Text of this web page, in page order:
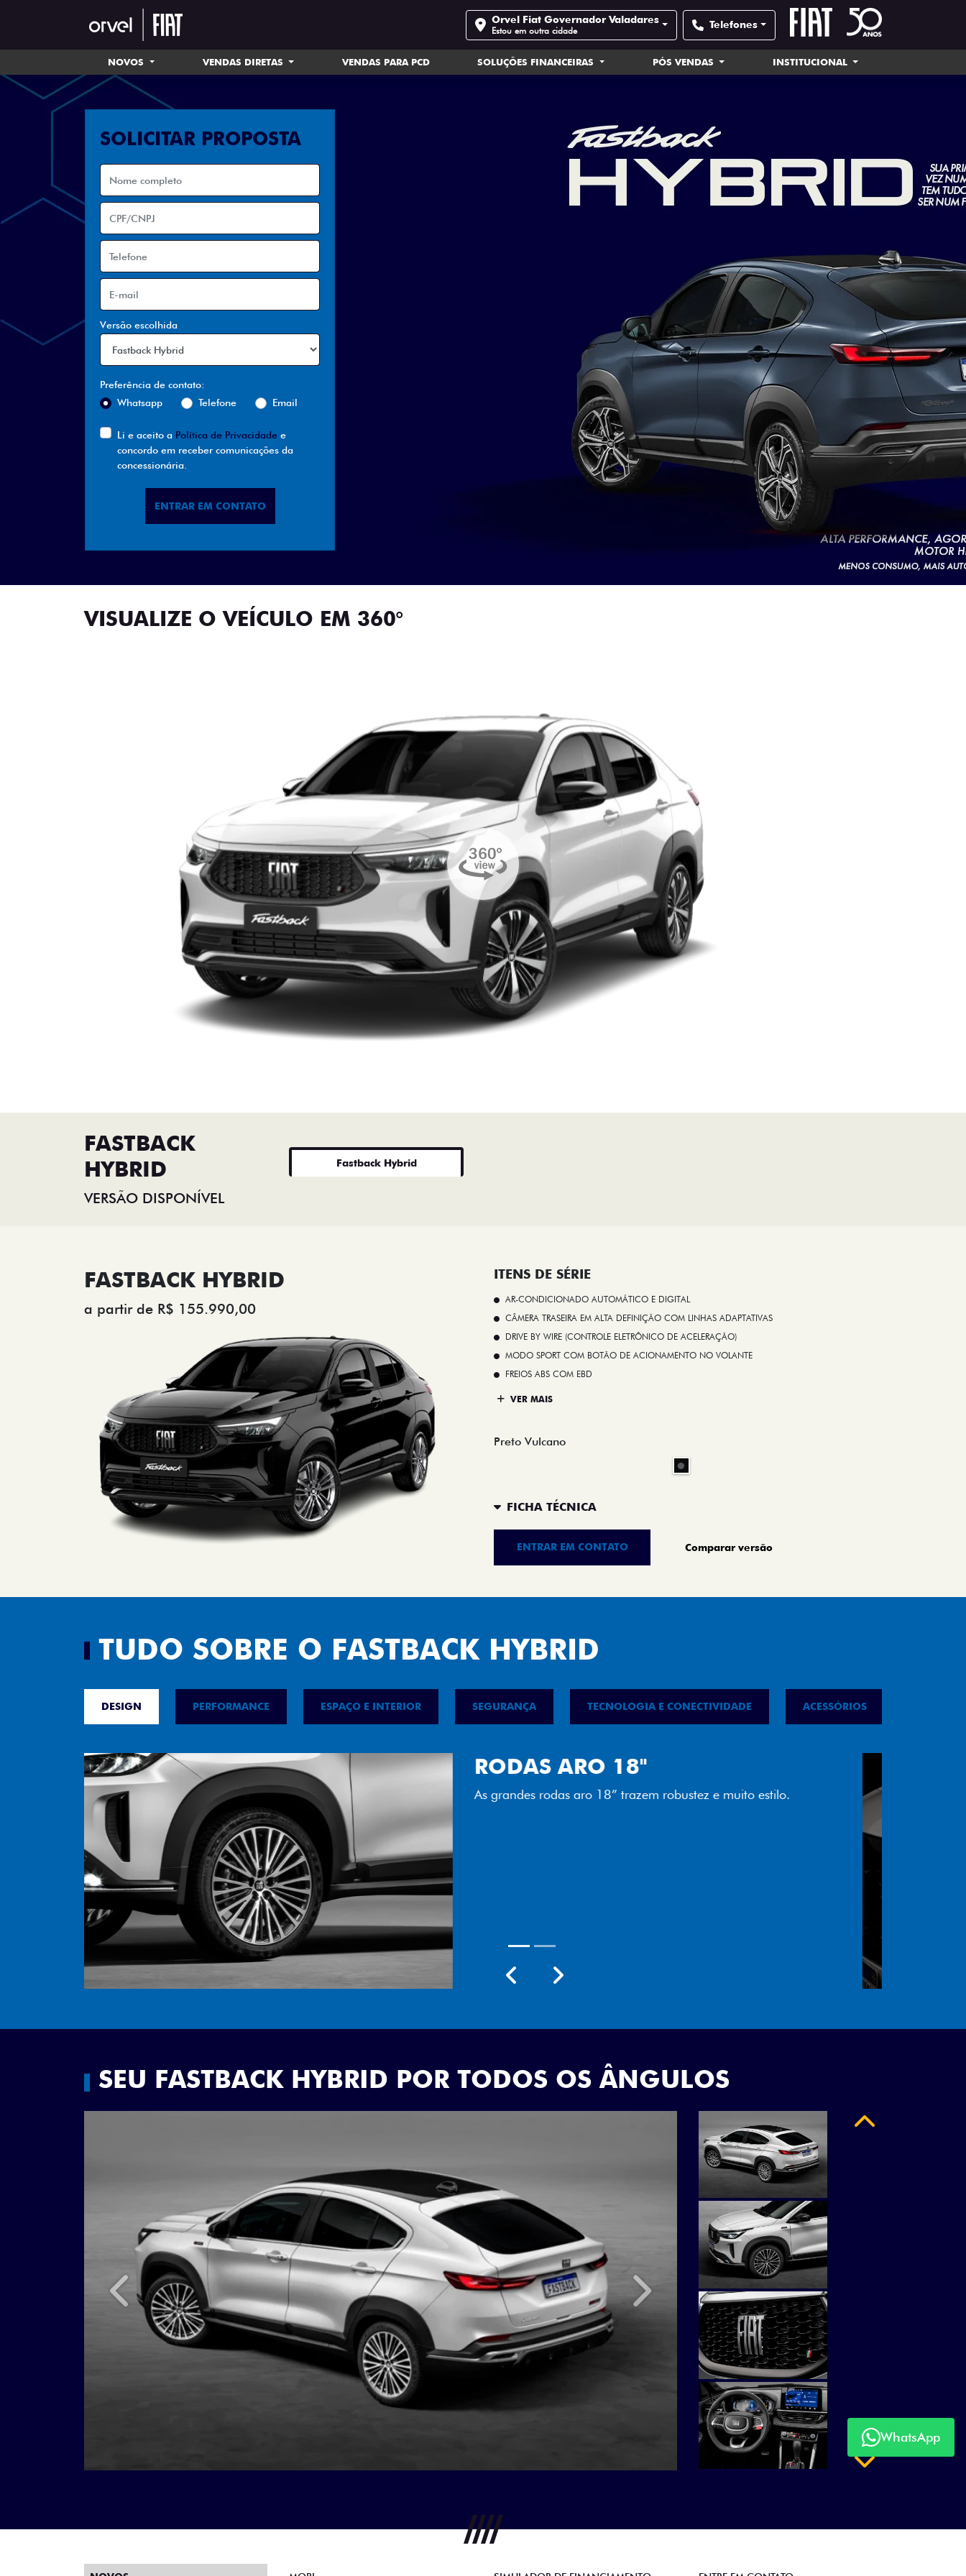
Orvel Fiat Governador Valadares
Estou em outra cidade Telefones
NOVOS VENDAS DIRETAS VENDAS PARA PCD SOLUÇÕES FINANCEIRAS PÓS VENDAS INSTITUCIONAL
SOLICITAR PROPOSTA
Versão escolhida
Preferência de contato:
Whatsapp
Telefone Email
Li e aceito a Política de Privacidade e
concordo em receber comunicações da
concessionária.
ENTRAR EM CONTATO
VISUALIZE O VEÍCULO EM 360°
FASTBACK
HYBRID
VERSÃO DISPONÍVEL
Fastback Hybrid
FASTBACK HYBRID
a partir de R$ 155.990,00
ITENS DE SÉRIE
AR-CONDICIONADO AUTOMÁTICO E DIGITAL
CÂMERA TRASEIRA EM ALTA DEFINIÇÃO COM LINHAS ADAPTATIVAS
DRIVE BY WIRE (CONTROLE ELETRÔNICO DE ACELERAÇÃO)
MODO SPORT COM BOTÃO DE ACIONAMENTO NO VOLANTE
FREIOS ABS COM EBD
VER MAIS
Preto Vulcano
FICHA TÉCNICA
ENTRAR EM CONTATO Comparar versão
TUDO SOBRE O FASTBACK HYBRID
DESIGN PERFORMANCE ESPAÇO E INTERIOR SEGURANÇA TECNOLOGIA E CONECTIVIDADE ACESSÓRIOS
FAROL FULL LED
Tecnologia dos faróis totalmente em LED garante melhor
PreviousNext
SEU FASTBACK HYBRID POR TODOS OS ÂNGULOS
Anterior Próximo
Anterior
WhatsApp